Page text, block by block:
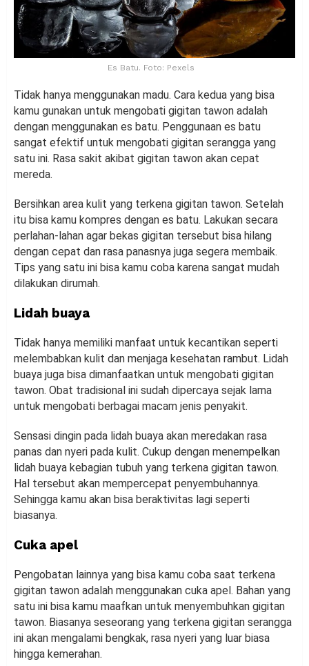
Es Batu. Foto: Pexels
Tidak hanya menggunakan madu. Cara kedua yang bisa
kamu gunakan untuk mengobati gigitan tawon adalah
dengan menggunakan es batu. Penggunaan es batu
sangat efektif untuk mengobati gigitan serangga yang
satu ini. Rasa sakit akibat gigitan tawon akan cepat
mereda.
Bersihkan area kulit yang terkena gigitan tawon. Setelah
itu bisa kamu kompres dengan es batu. Lakukan secara
perlahan-lahan agar bekas gigitan tersebut bisa hilang
dengan cepat dan rasa panasnya juga segera membaik.
Tips yang satu ini bisa kamu coba karena sangat mudah
dilakukan dirumah.
Lidah buaya
Tidak hanya memiliki manfaat untuk kecantikan seperti
melembabkan kulit dan menjaga kesehatan rambut. Lidah
buaya juga bisa dimanfaatkan untuk mengobati gigitan
tawon. Obat tradisional ini sudah dipercaya sejak lama
untuk mengobati berbagai macam jenis penyakit.
Sensasi dingin pada lidah buaya akan meredakan rasa
panas dan nyeri pada kulit. Cukup dengan menempelkan
lidah buaya kebagian tubuh yang terkena gigitan tawon.
Hal tersebut akan mempercepat penyembuhannya.
Sehingga kamu akan bisa beraktivitas lagi seperti
biasanya.
Cuka apel
Pengobatan lainnya yang bisa kamu coba saat terkena
gigitan tawon adalah menggunakan cuka apel. Bahan yang
satu ini bisa kamu maafkan untuk menyembuhkan gigitan
tawon. Biasanya seseorang yang terkena gigitan serangga
ini akan mengalami bengkak, rasa nyeri yang luar biasa
hingga kemerahan.